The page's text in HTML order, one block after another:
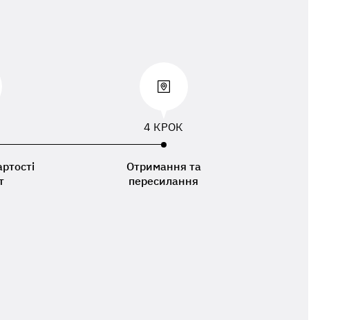
4 КРОК
Отримання та
пересилання